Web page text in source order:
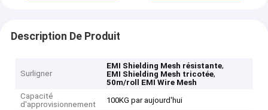
Description De Produit
Surligner
EMI Shielding Mesh résistante,
EMI Shielding Mesh tricotée,
50m/roll EMI Wire Mesh
Capacité
d'approvisionnement
100KG par aujourd'hui